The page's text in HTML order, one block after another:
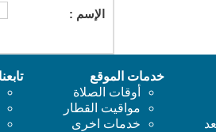
اﻹسم :
خدمات الموقع
أوقات الصلاة
مواقيت القطار
خدمات اخرى